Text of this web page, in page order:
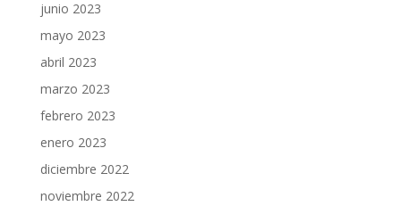
junio 2023
mayo 2023
abril 2023
marzo 2023
febrero 2023
enero 2023
diciembre 2022
noviembre 2022